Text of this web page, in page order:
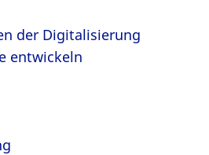
der Digitalisierung
entwickeln